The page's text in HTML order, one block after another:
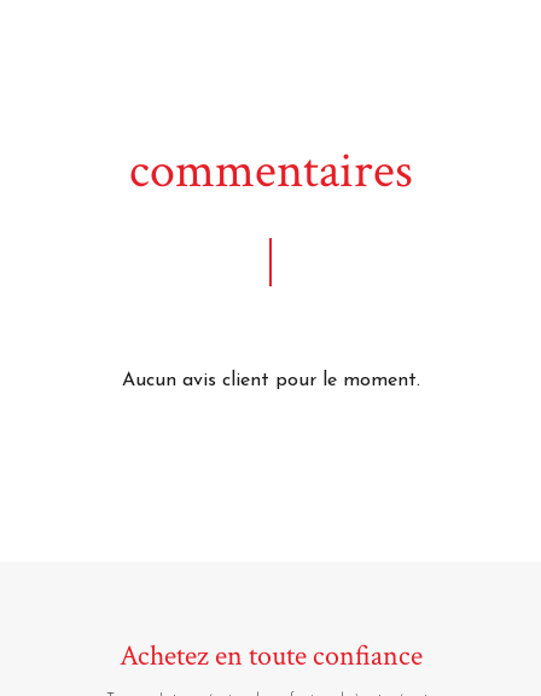
commentaires
Aucun avis client pour le moment.
Achetez en toute confiance